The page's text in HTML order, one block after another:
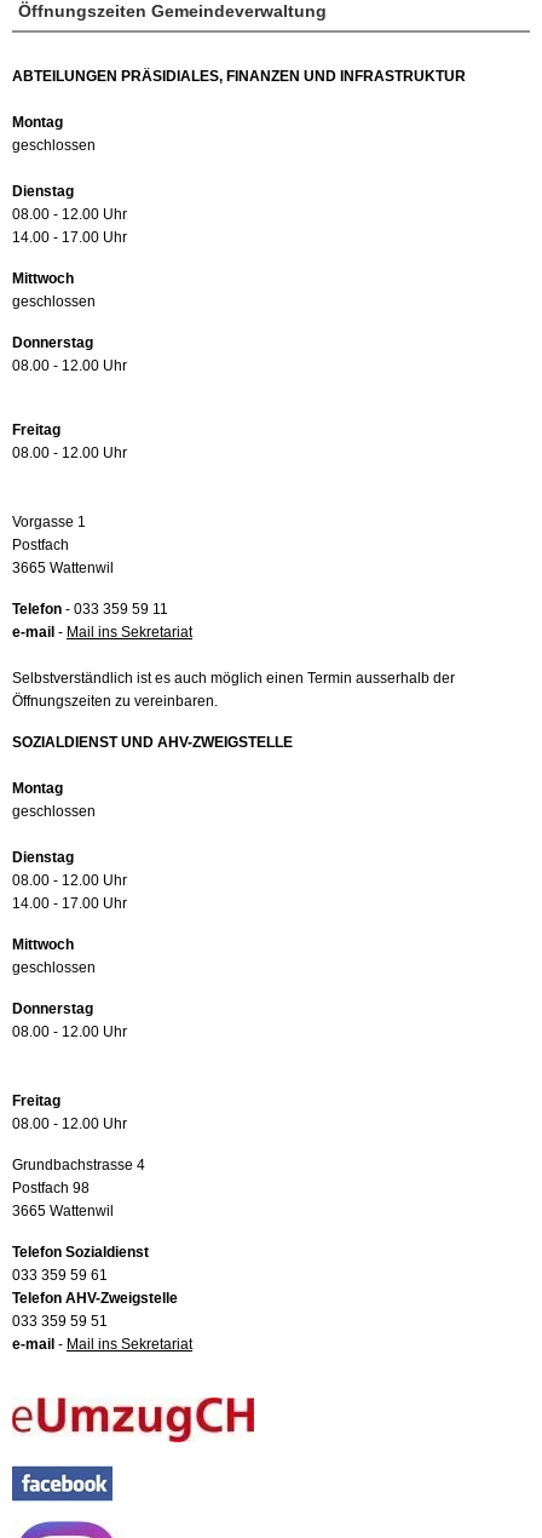
Öffnungszeiten Gemeindeverwaltung
ABTEILUNGEN PRÄSIDIALES, FINANZEN UND INFRASTRUKTUR
Montag
geschlossen
Dienstag
08.00 - 12.00 Uhr
14.00 - 17.00 Uhr
Mittwoch
geschlossen
Donnerstag
08.00 - 12.00 Uhr
Freitag
08.00 - 12.00 Uhr
Vorgasse 1
Postfach
3665 Wattenwil
Telefon - 033 359 59 11
e-mail - Mail ins Sekretariat
Selbstverständlich ist es auch möglich einen Termin ausserhalb der
Öffnungszeiten zu vereinbaren.
SOZIALDIENST UND AHV-ZWEIGSTELLE
Montag
geschlossen
Dienstag
08.00 - 12.00 Uhr
14.00 - 17.00 Uhr
Mittwoch
geschlossen
Donnerstag
08.00 - 12.00 Uhr
Freitag
08.00 - 12.00 Uhr
Grundbachstrasse 4
Postfach 98
3665 Wattenwil
Telefon Sozialdienst
033 359 59 61
Telefon AHV-Zweigstelle
033 359 59 51
e-mail - Mail ins Sekretariat